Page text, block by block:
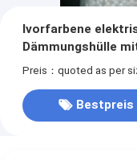
Ivorfarbene
Dämmungshülle
Preis：quoted as per
Bestpreis